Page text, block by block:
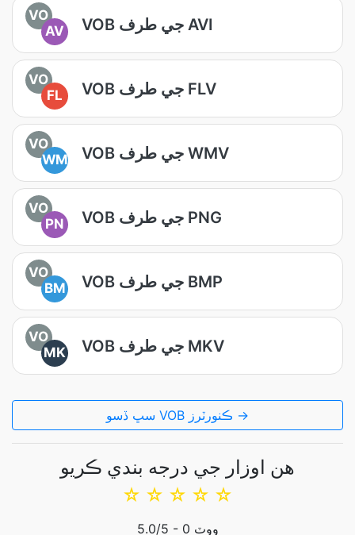
VO
AV
VOB جي طرف AVI
VO
FL
VOB جي طرف FLV
VO
WM
VOB جي طرف WMV
VO
PN
VOB جي طرف PNG
VO
BM
VOB جي طرف BMP
VO
MK
VOB جي طرف MKV
سڀ ڏسو VOB ڪنورٽرز →
هن اوزار جي درجه بندي ڪريو
☆
☆
☆
☆
☆
5.0/5 - 0 ووٽ